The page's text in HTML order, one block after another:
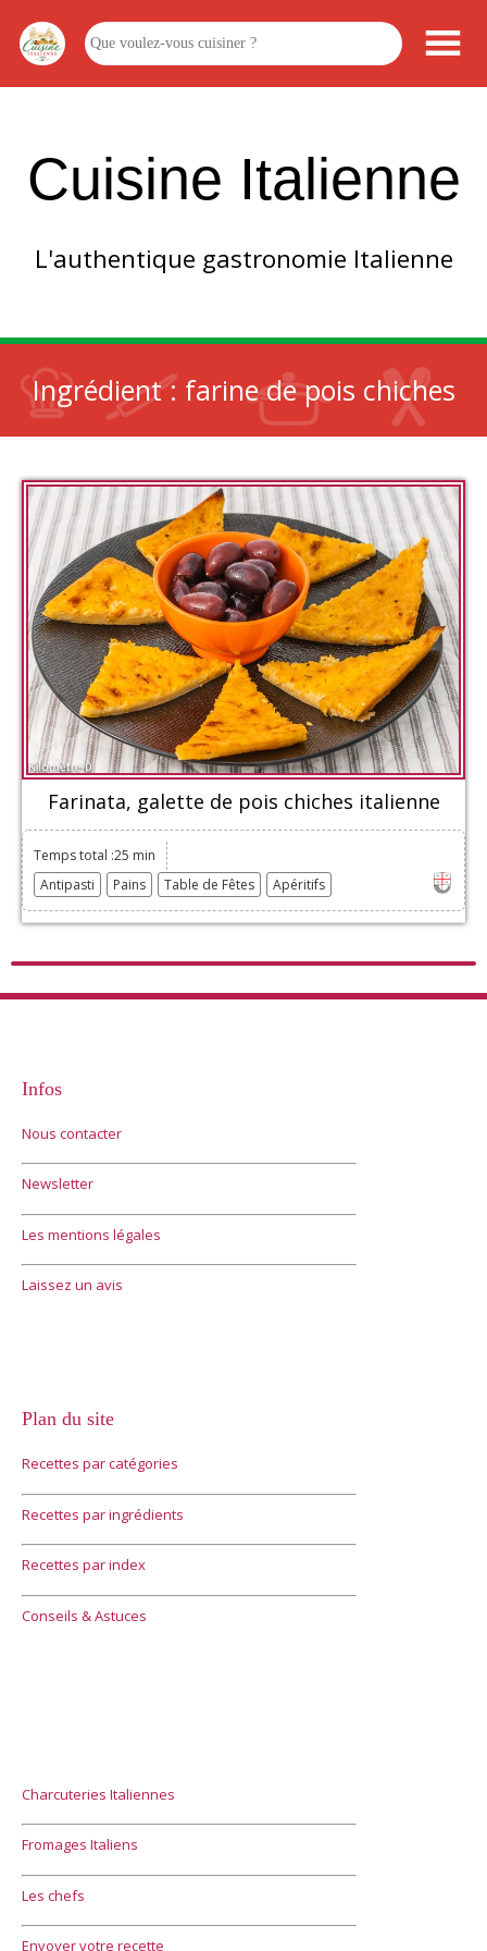
Cuisine Italienne
L'authentique gastronomie Italienne
Ingrédient : farine de pois chiches
Farinata, galette de pois chiches italienne
Temps total :25 min
Antipasti
Pains Table de Fêtes Apéritifs
Infos
Nous contacter
Newsletter
Les mentions légales
Laissez un avis
Plan du site
Recettes par catégories
Recettes par ingrédients
Recettes par index
Conseils & Astuces
Charcuteries Italiennes
Fromages Italiens
Les chefs
Envoyer votre recette